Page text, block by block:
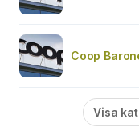
Coop
Visa